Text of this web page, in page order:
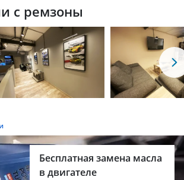
с ремзоны
Бесплатная замена масла
в двигателе